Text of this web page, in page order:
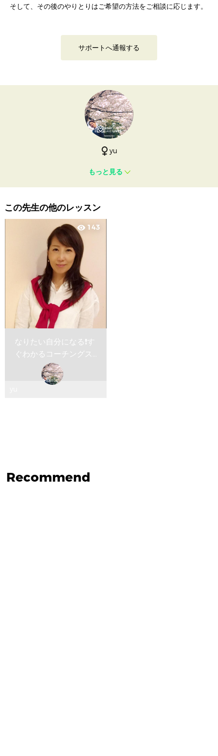
そして、その後のやりとりはご希望の方法をご相談に応じます。
サポートへ通報する
yu
もっと見る
この先生の他のレッスン
visibility 143
なりたい自分になる❗️す
ぐわかるコーチングス
Recommend